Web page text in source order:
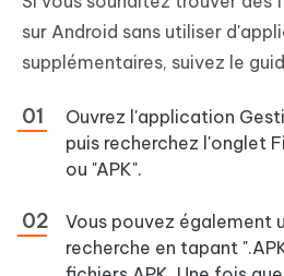
sur Android sans utiliser
supplémentaires, suivez le
Ouvrez l'application
puis recherchez l'onglet
ou "APK".
Vous pouvez également
recherche en tapant